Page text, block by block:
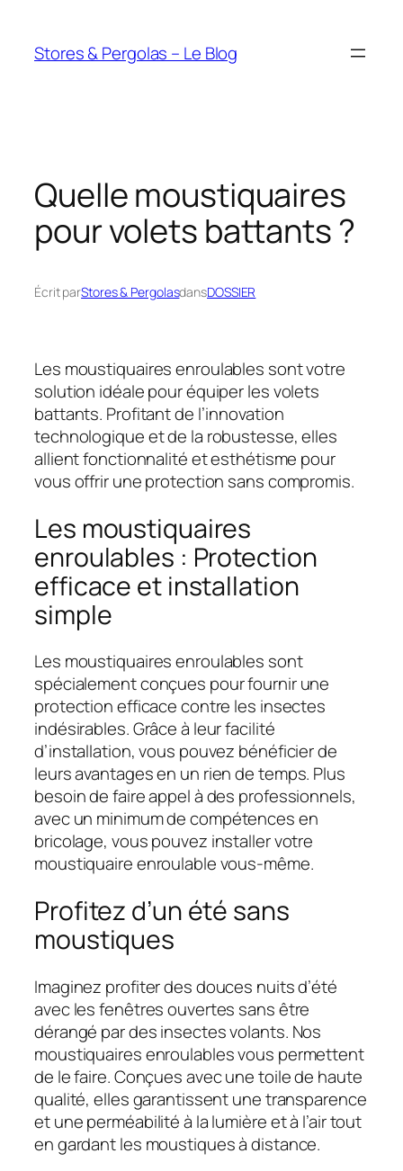
contenu
Stores & Pergolas – Le Blog
Quelle moustiquaires
pour volets battants ?
Écrit parStores & PergolasdansDOSSIER
Les moustiquaires enroulables sont votre
solution idéale pour équiper les volets
battants. Profitant de l’innovation
technologique et de la robustesse, elles
allient fonctionnalité et esthétisme pour
vous offrir une protection sans compromis.
Les moustiquaires
enroulables : Protection
efficace et installation
simple
Les moustiquaires enroulables sont
spécialement conçues pour fournir une
protection efficace contre les insectes
indésirables. Grâce à leur facilité
d’installation, vous pouvez bénéficier de
leurs avantages en un rien de temps. Plus
besoin de faire appel à des professionnels,
avec un minimum de compétences en
bricolage, vous pouvez installer votre
moustiquaire enroulable vous-même.
Profitez d’un été sans
moustiques
Imaginez profiter des douces nuits d’été
avec les fenêtres ouvertes sans être
dérangé par des insectes volants. Nos
moustiquaires enroulables vous permettent
de le faire. Conçues avec une toile de haute
qualité, elles garantissent une transparence
et une perméabilité à la lumière et à l’air tout
en gardant les moustiques à distance.